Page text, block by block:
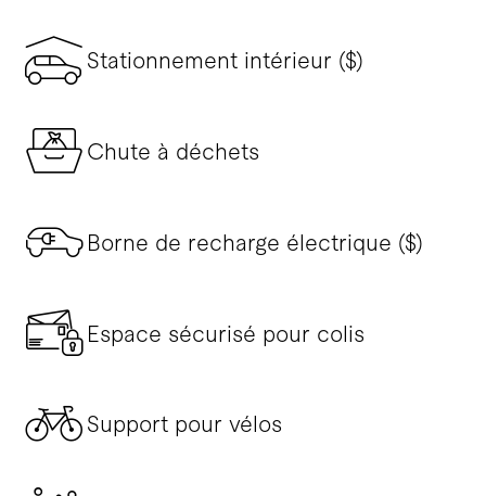
Stationnement intérieur ($)
Chute à déchets
Borne de recharge électrique ($)
Espace sécurisé pour colis
Support pour vélos